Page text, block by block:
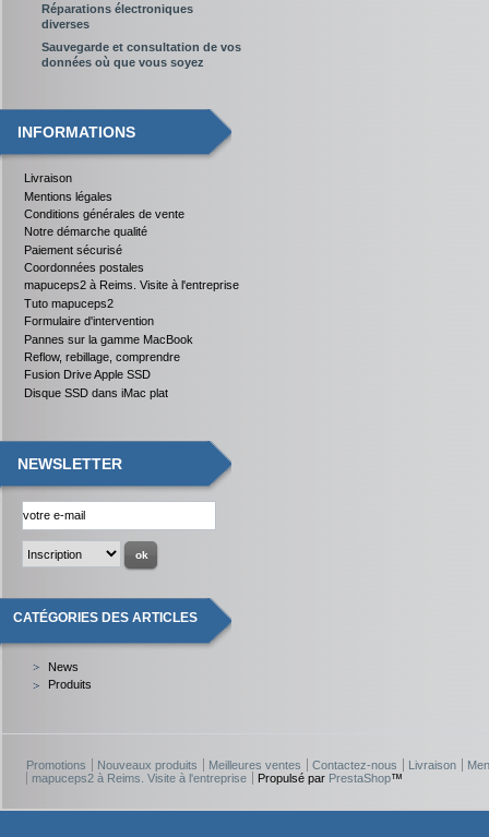
Réparations électroniques
diverses
Sauvegarde et consultation de vos
données où que vous soyez
INFORMATIONS
Livraison
Mentions légales
Conditions générales de vente
Notre démarche qualité
Paiement sécurisé
Coordonnées postales
mapuceps2 à Reims. Visite à l'entreprise
Tuto mapuceps2
Formulaire d'intervention
Pannes sur la gamme MacBook
Reflow, rebillage, comprendre
Fusion Drive Apple SSD
Disque SSD dans iMac plat
NEWSLETTER
CATÉGORIES DES ARTICLES
News
Produits
Promotions Nouveaux produits Meilleures ventes Contactez-nous Livraison
mapuceps2 à Reims. Visite à l'entreprise
Propulsé par PrestaShop™